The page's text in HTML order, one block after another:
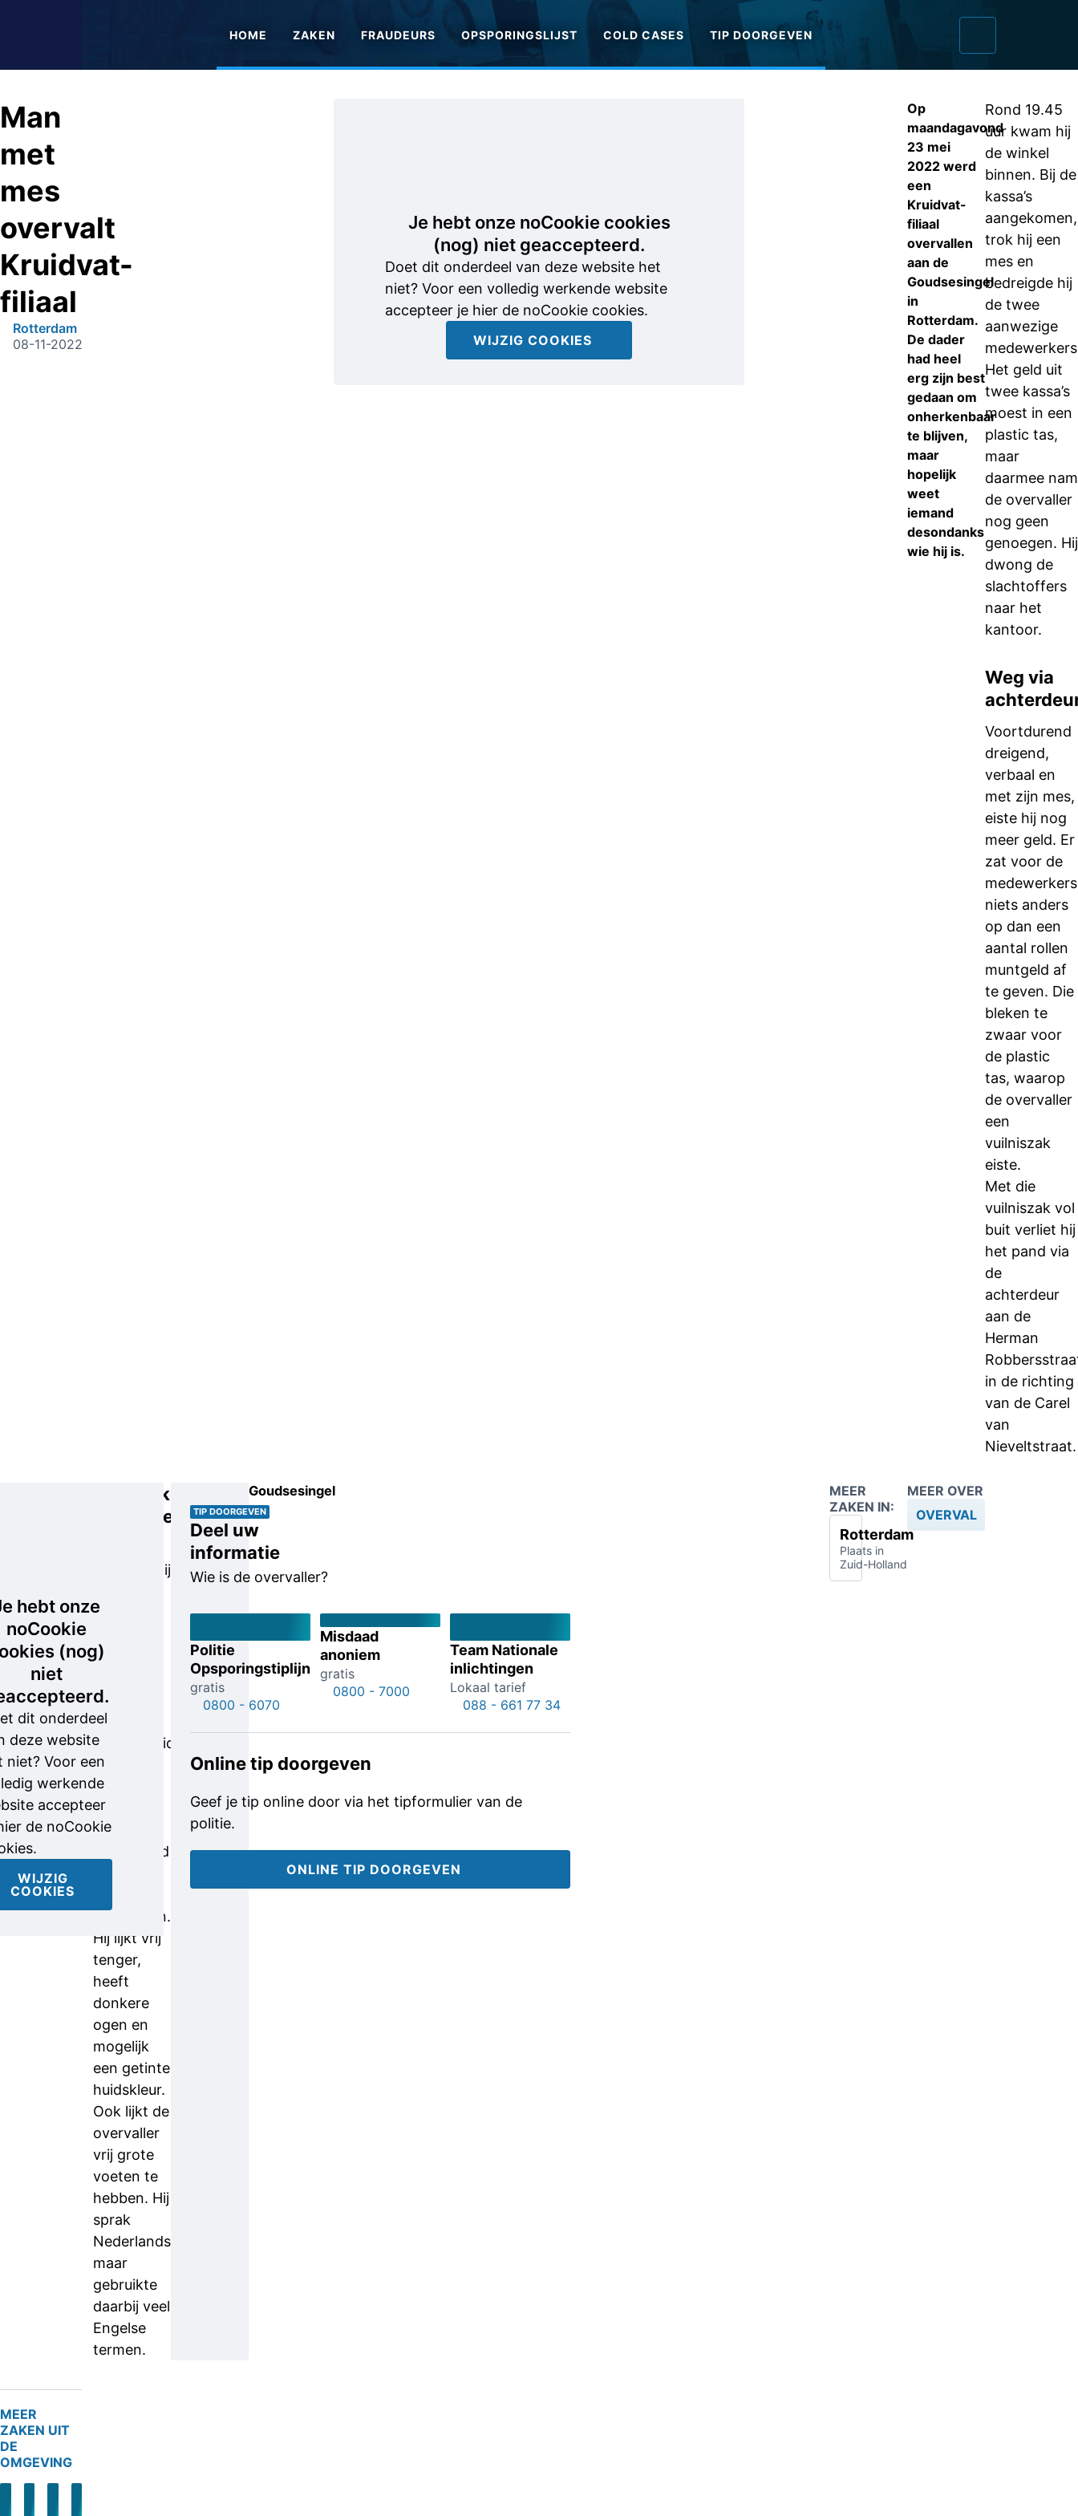
HOME ZAKEN FRAUDEURS OPSPORINGSLIJST COLD CASES TIP DOORGEVEN
Man
met
mes
overvalt
Kruidvat-
filiaal
Rotterdam
08-11-2022
Je hebt onze noCookie cookies
(nog) niet geaccepteerd.
Doet dit onderdeel van deze website het
niet? Voor een volledig werkende website
accepteer je hier de noCookie cookies.
WIJZIG COOKIES
Op
maandagavond
23 mei
2022 werd
een
Kruidvat-
filiaal
overvallen
aan de
Goudsesingel
in
Rotterdam.
De dader
had heel
erg zijn best
gedaan om
onherkenbaar
te blijven,
maar
hopelijk
weet
iemand
desondanks
wie hij is.
Rond 19.45
uur kwam hij
de winkel
binnen. Bij de
kassa’s
aangekomen,
trok hij een
mes en
bedreigde hij
de twee
aanwezige
Het geld uit
twee kassa’s
moest in een
plastic tas,
maar
daarmee nam
de overvaller
nog geen
genoegen. Hij
dwong de
slachtoffers
naar het
kantoor.
Weg via
Voortdurend
dreigend,
verbaal en
met zijn mes,
eiste hij nog
meer geld. Er
zat voor de
medewerkers
niets anders
op dan een
aantal rollen
muntgeld af
te geven. Die
bleken te
zwaar voor
de plastic
tas, waarop
de overvaller
een
vuilniszak
eiste.
Met die
vuilniszak vol
buit verliet hij
het pand via
de
achterdeur
aan de
Herman
in de richting
van de Carel
van
Nieveltstraat.
hebt onze
noCookie
(nog)
niet
dit onderdeel
deze website
niet? Voor een
werkende
accepteer
de noCookie
WIJZIG
COOKIES
Kenmerken
overvaller
vermoedelijk
twintiger,
destijds
over een
grote
hoeveelheid
munten
van 1 en 2
euro.
Mogelijk is
dat iemand
opgevallen.
Hij lijkt vrij
tenger,
heeft
donkere
ogen en
mogelijk
een getinte
huidskleur.
Ook lijkt de
overvaller
vrij grote
voeten te
hebben. Hij
sprak
Nederlands,
maar
gebruikte
daarbij veel
Engelse
termen.
TIP DOORGEVEN
Deel uw
informatie
Wie is de overvaller?
Politie
Opsporingstiplijn
gratis
0800 - 6070
Misdaad
anoniem
gratis
0800 - 7000
Team Nationale
inlichtingen
Lokaal tarief
088 - 661 77 34
Online tip doorgeven
Geef je tip online door via het tipformulier van de
politie.
ONLINE TIP DOORGEVEN
Goudsesingel
MEER
ZAKEN IN:
Rotterdam
Plaats in
Zuid-Holland
MEER OVER
OVERVAL
MEER
ZAKEN UIT
DE
OMGEVING